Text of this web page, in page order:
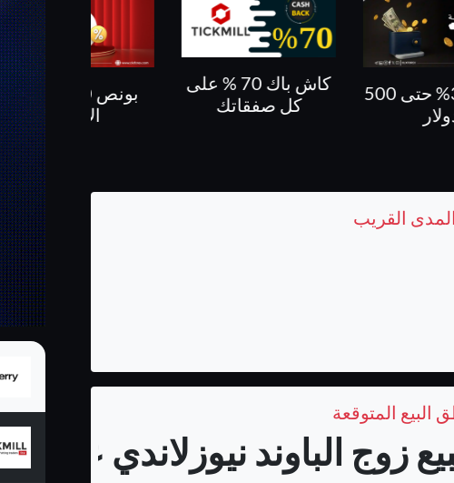
كاش باك 70 % على
بونص 10 % على
الايداع
كاش باك حتى 60%
القريب
البيع المتوقعة
زوج الباوند نيوزلاندي على